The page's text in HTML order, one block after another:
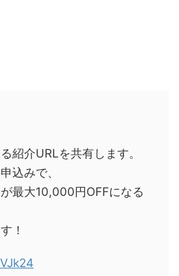
紹介URLを共有します。
込みで、
最大10,000円OFFになる
！